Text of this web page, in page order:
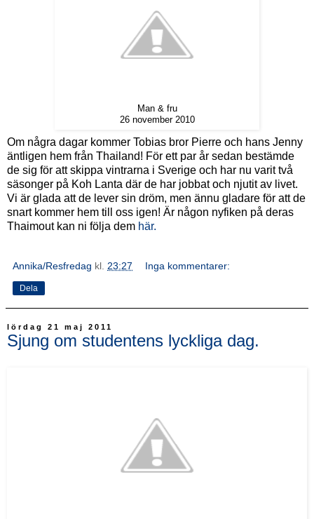
Man & fru
26 november 2010
Om några dagar kommer Tobias bror Pierre och hans Jenny
äntligen hem från Thailand! För ett par år sedan bestämde
de sig för att skippa vintrarna i Sverige och har nu varit två
säsonger på Koh Lanta där de har jobbat och njutit av livet.
Vi är glada att de lever sin dröm, men ännu gladare för att de
snart kommer hem till oss igen! Är någon nyfiken på deras
Thaimout kan ni följa dem här.
Annika/Resfredag kl. 23:27 Inga kommentarer:
Dela
lördag 21 maj 2011
Sjung om studentens lyckliga dag.